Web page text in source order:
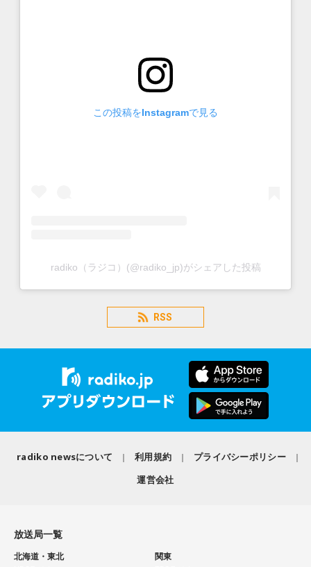
この投稿をInstagramで見る
radiko（ラジコ）(@radiko_jp)がシェアした投稿
RSS
radiko newsについて 利用規約
プライバシーポリシー
運営会社
放送局一覧
北海道・東北 関東